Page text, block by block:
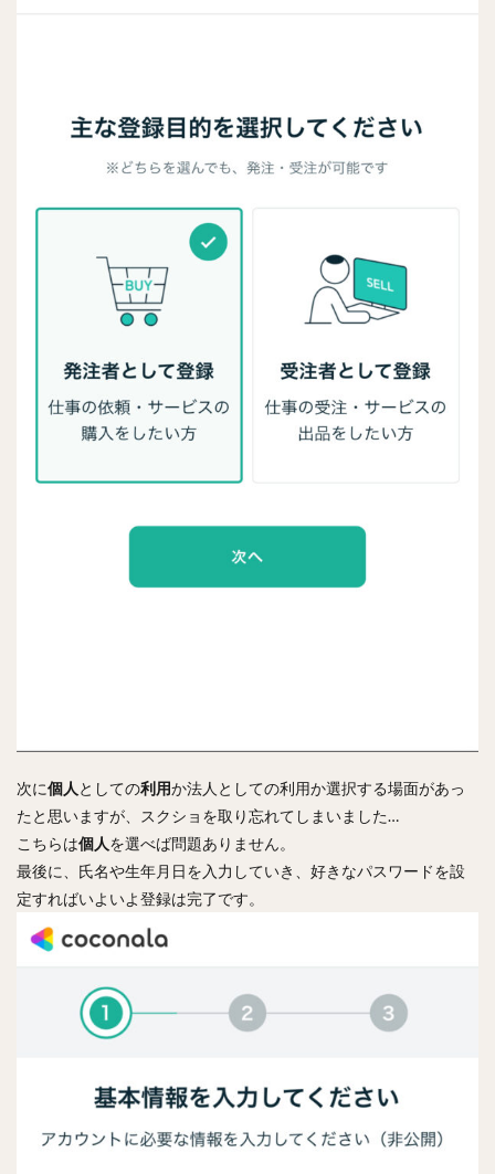
次に個人 としての利用か法人としての利用か選択する場面があっ
たと思いますが、スクショを取り忘れてしまいました…
こちらは個人を選べば問題ありません。
最後に、氏名や生年月日を入力していき、好きなパスワードを設
定すればいよいよ登録は完了です。